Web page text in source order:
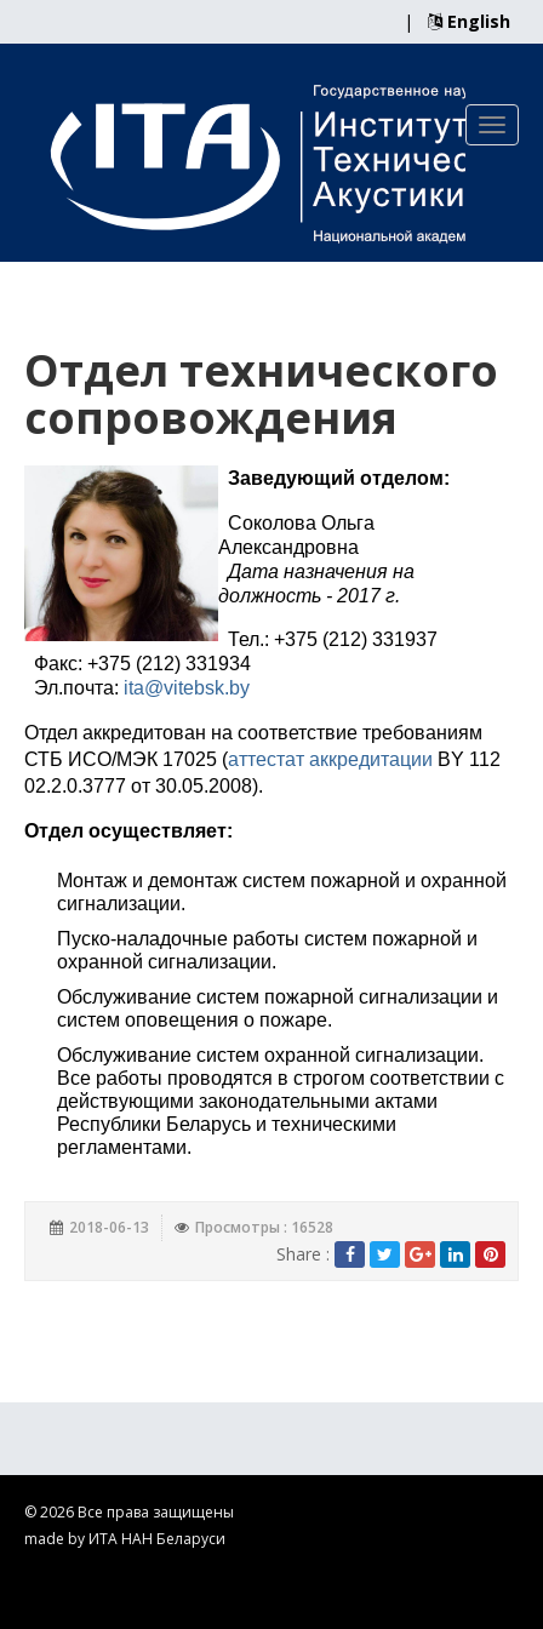
| English
Отдел технического
сопровождения
Заведующий отделом:
Соколова Ольга
Александровна
Дата назначения на
должность - 2017 г.
Тел.: +375 (212) 331937
Факс: +375 (212) 331934
Эл.почта: ita@vitebsk.by
Отдел аккредитован на соответствие требованиям
СТБ ИСО/МЭК 17025 (аттестат аккредитации BY 112
02.2.0.3777 от 30.05.2008).
Отдел осуществляет:
Монтаж и демонтаж систем пожарной и охранной
сигнализации.
Пуско-наладочные работы систем пожарной и
охранной сигнализации.
Обслуживание систем пожарной сигнализации и
систем оповещения о пожаре.
Обслуживание систем охранной сигнализации.
Все работы проводятся в строгом соответствии с
действующими законодательными актами
Республики Беларусь и техническими
регламентами.
2018-06-13 Просмотры : 16528
Share :
© 2026 Все права защищены
made by ИТА НАН Беларуси